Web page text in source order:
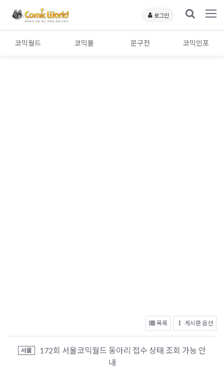
로그인
코믹월드 코믹몰 문구전 코믹인포
목록 게시판 옵션
서울
172회 서울코믹월드 동아리 접수 상태 조회 가능 안
내